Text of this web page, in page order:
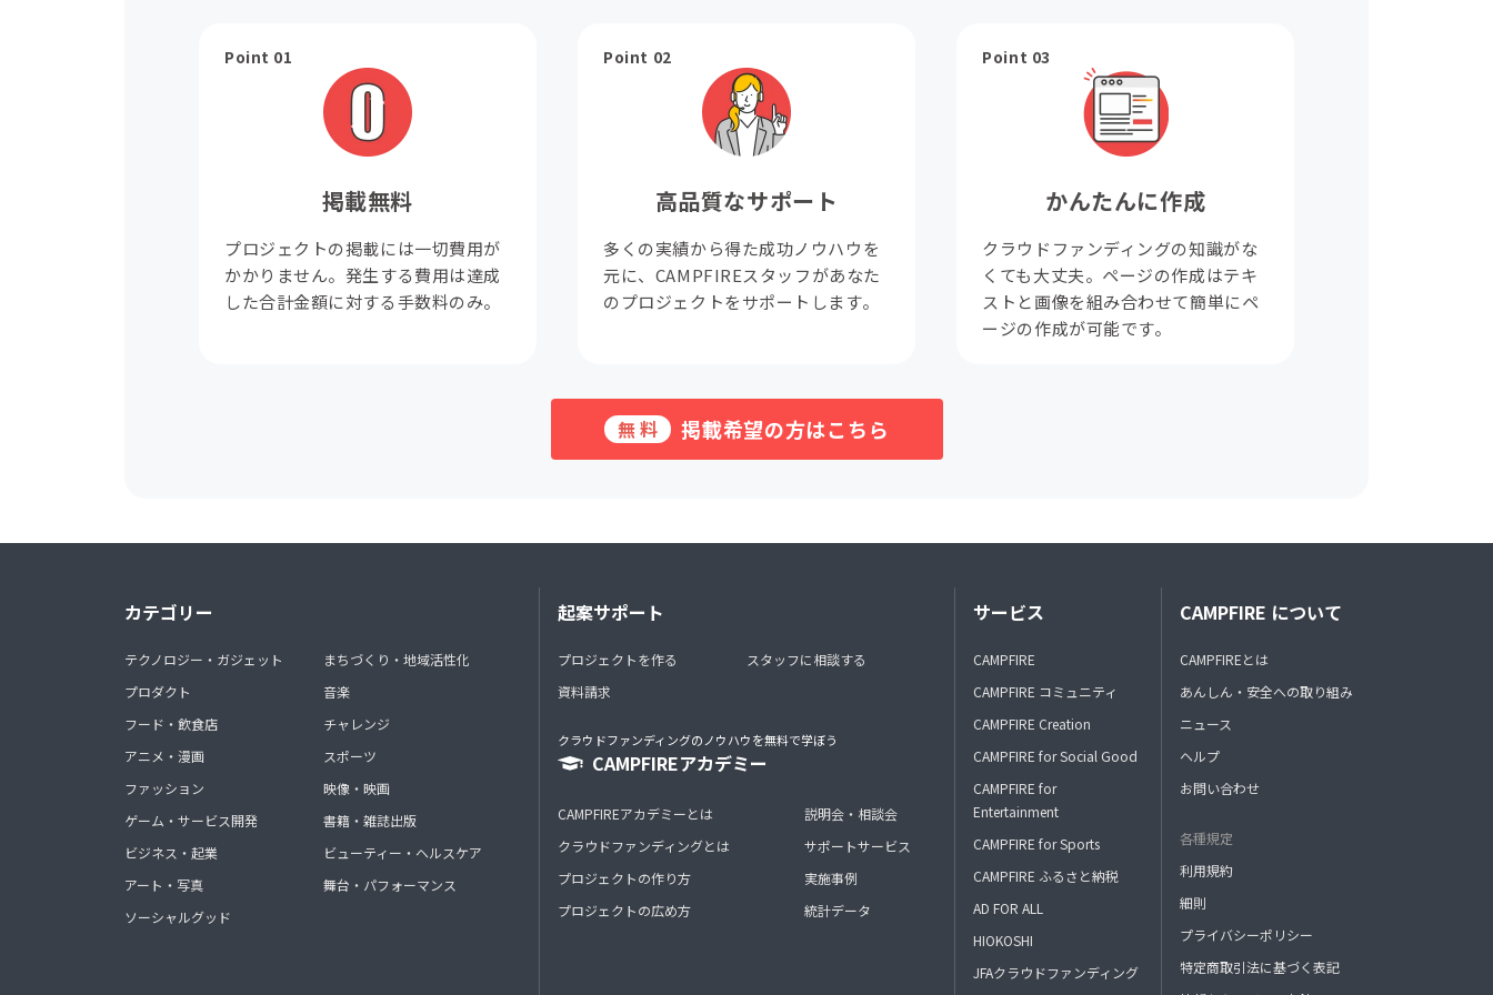
Point 01
掲載無料
プロジェクトの掲載には一切費用が
かかりません。発生する費用は達成
した合計金額に対する手数料のみ。
Point 02
高品質なサポート
多くの実績から得た成功ノウハウを
元に、CAMPFIREスタッフがあなた
のプロジェクトをサポートします。
Point 03
かんたんに作成
クラウドファンディングの知識がな
くても大丈夫。ページの作成はテキ
ストと画像を組み合わせて簡単にペ
ージの作成が可能です。
無料 掲載希望の方はこちら
カテゴリー
テクノロジー・ガジェット
プロダクト
フード・飲食店
アニメ・漫画
ファッション
ゲーム・サービス開発
ビジネス・起業
アート・写真
ソーシャルグッド
まちづくり・地域活性化
音楽
チャレンジ
スポーツ
映像・映画
書籍・雑誌出版
ビューティー・ヘルスケア
舞台・パフォーマンス
起案サポート
プロジェクトを作る
資料請求
スタッフに相談する
クラウドファンディングのノウハウを無料で学ぼう
CAMPFIREアカデミー
CAMPFIREアカデミーとは
クラウドファンディングとは
プロジェクトの作り方
プロジェクトの広め方
説明会・相談会
サポートサービス
実施事例
統計データ
サービス
CAMPFIRE
CAMPFIRE コミュニティ
CAMPFIRE Creation
CAMPFIRE for Social Good
CAMPFIRE for
Entertainment
CAMPFIRE for Sports
CAMPFIRE ふるさと納税
AD FOR ALL
HIOKOSHI
JFAクラウドファンディング
CAMPFIRE について
CAMPFIREとは
あんしん・安全への取り組み
ニュース
ヘルプ
お問い合わせ
各種規定
利用規約
細則
プライバシーポリシー
特定商取引法に基づく表記